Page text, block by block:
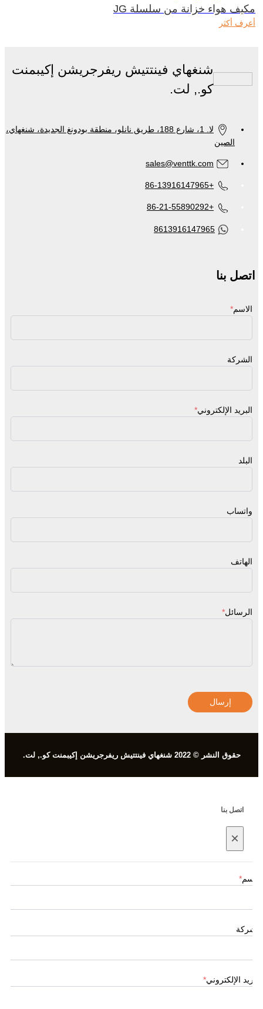
مكيف هواء خزانة من سلسلة JG
أعرف أكثر
شنغهاي فينتتيش ريفرجريشن إكيبمنت
كو., لت.
لا. 1، شارع 188، طريق نانلو، منطقة بودونغ الجديدة، شنغهاي،
الصين
sales@venttk.com
+86-13916147965
+86-21-55890292
8613916147965
اتصل بنا
الاسم*
الشركة
البريد الإلكتروني*
البلد
واتساب
الهاتف
الرسائل*
إرسال
حقوق النشر © 2022 شنغهاي فينتتيش ريفرجريشن إكيبمنت كو., لت.
اتصل بنا
×
الاسم*
الشركة
البريد الإلكتروني*